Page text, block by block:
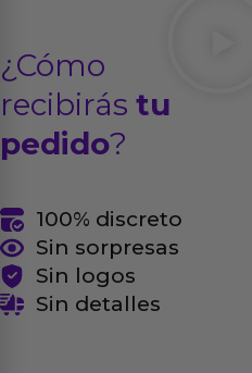
¿Cómo
recibirás tu
pedido?
100% discreto
Sin sorpresas
Sin logos
Sin detalles